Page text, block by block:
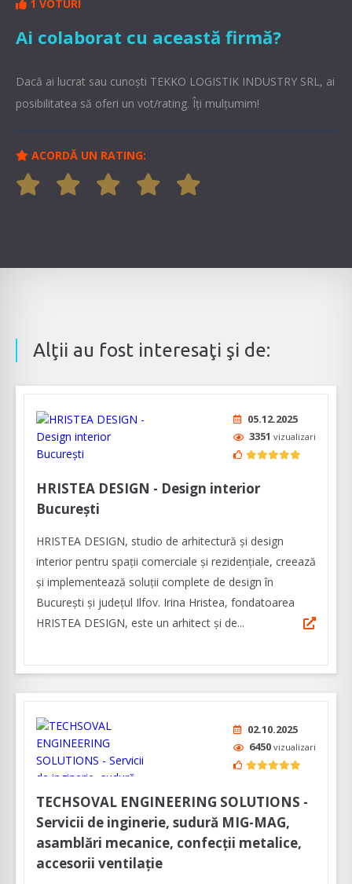
1 VOTURI
Ai colaborat cu această firmă?
Dacă ai lucrat sau cunoşti TEKKO LOGISTIK INDUSTRY SRL, ai
posibilitatea să oferi un vot/rating. Îți mulțumim!
ACORDĂ UN RATING:
Alţii au fost interesaţi şi de:
05.12.2025
3351 vizualizari
HRISTEA DESIGN - Design interior
București
HRISTEA DESIGN, studio de arhitectură și design
interior pentru spații comerciale și rezidențiale, creează
și implementează soluții complete de design în
București și județul Ilfov. Irina Hristea, fondatoarea
HRISTEA DESIGN, este un arhitect și de...
02.10.2025
6450 vizualizari
TECHSOVAL ENGINEERING SOLUTIONS -
Servicii de inginerie, sudură MIG-MAG,
asamblări mecanice, confecții metalice,
accesorii ventilație